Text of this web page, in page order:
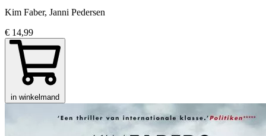
Kim Faber, Janni Pedersen
€ 14,99
in winkelmand